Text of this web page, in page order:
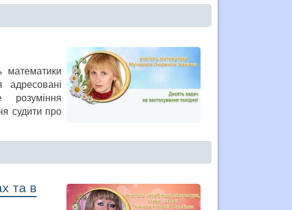
математики
адресовані
розуміння
судити про
та в